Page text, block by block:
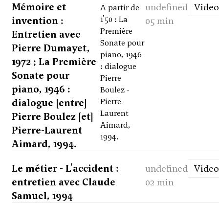
Mémoire et
invention :
Entretien avec
Pierre Dumayet,
1972 ; La Première
Sonate pour
piano, 1946 :
dialogue [entre]
Pierre Boulez [et]
Pierre-Laurent
Aimard, 1994.
A partir de
1'50 : La
Première
Sonate pour
piano, 1946
: dialogue
Pierre
Boulez -
Pierre-
Laurent
Aimard,
1994.
undefined
05 min
Video
Le métier - L'accident :
entretien avec Claude
Samuel, 1994
undefined
02 min
Video